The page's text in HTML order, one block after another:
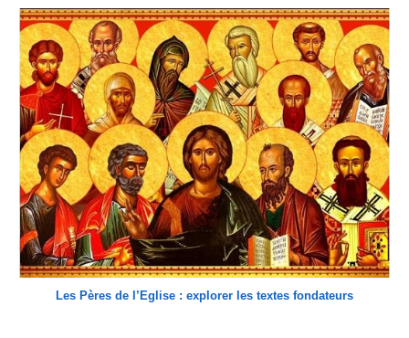
Les Pères de l’Eglise : explorer les textes fondateurs